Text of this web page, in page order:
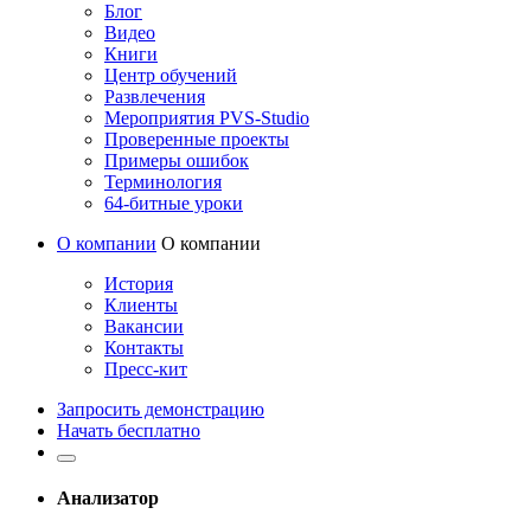
Блог
Видео
Книги
Центр обучений
Развлечения
Мероприятия PVS-Studio
Проверенные проекты
Примеры ошибок
Терминология
64-битные уроки
О компании О компании
История
Клиенты
Вакансии
Контакты
Пресс-кит
Запросить демонстрацию
Начать бесплатно
Анализатор